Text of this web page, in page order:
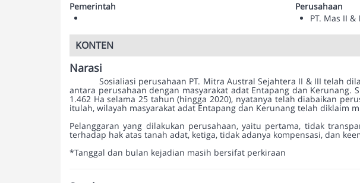
Pemerintah
Perusahaan
PT. Mas II &
KONTEN
Narasi
Sosialiasi perusahaan PT. Mitra Austral Sejahtera II & III telah
antara perusahaan dengan masyarakat adat Entapang dan
1.462 Ha selama 25 tahun (hingga 2020), nyatanya telah diabaikan
itulah, wilayah masyarakat adat Entapang dan Kerunang telah diklaim
Pelanggaran yang dilakukan perusahaan, yaitu pertama, tidak
terhadap hak atas tanah adat, ketiga, tidak adanya kompensasi, dan
*Tanggal dan bulan kejadian masih bersifat perkiraan